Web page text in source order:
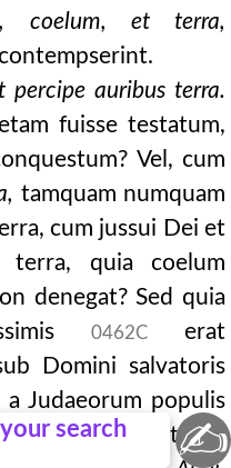
search
coelum, et terra,
percipe auribus terra.
fuisse testatum,
Vel, cum
tamquam numquam
cum jussui Dei et
terra, quia coelum
denegat? Sed quia
0462C
erat
Domini salvatoris
Judaeorum populis
Apostoli essent, et
✍